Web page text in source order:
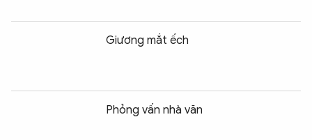
Giương mắt ếch
Phỏng vấn nhà văn